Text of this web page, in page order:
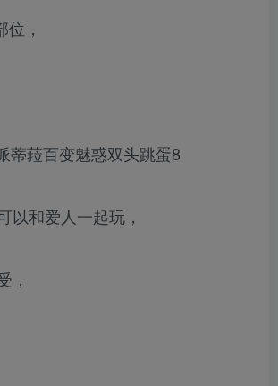
，
以和爱人一起玩，
，